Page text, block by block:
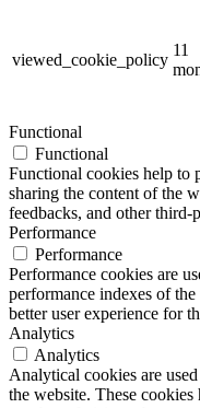
viewed_cookie_policy
11
Functional
Functional
Functional cookies help to
sharing the content of the
feedbacks, and other third-
Performance
Performance
Performance cookies are
performance indexes of
better user experience for
Analytics
Analytics
Analytical cookies are
the website. These